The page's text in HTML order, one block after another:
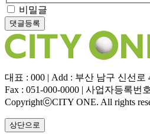
비밀글
대표 : 000 | Add : 부산 남구 신선로
Fax : 051-000-0000 | 사업자등록번
CopyrightⓒCITY ONE. All rights
상단으로